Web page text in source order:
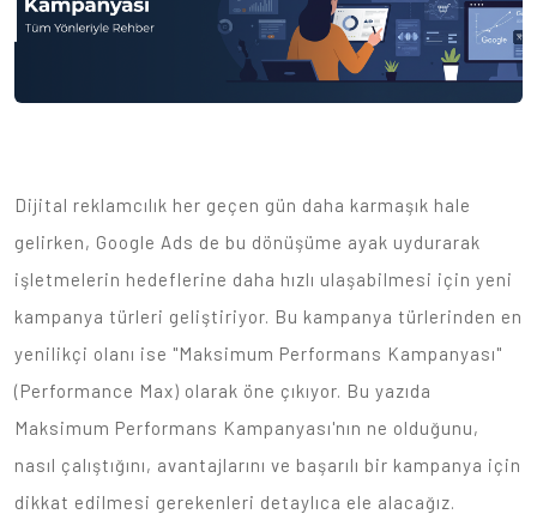
Dijital reklamcılık her geçen gün daha karmaşık hale
gelirken, Google Ads de bu dönüşüme ayak uydurarak
işletmelerin hedeflerine daha hızlı ulaşabilmesi için yeni
kampanya türleri geliştiriyor. Bu kampanya türlerinden en
yenilikçi olanı ise "Maksimum Performans Kampanyası"
(Performance Max) olarak öne çıkıyor. Bu yazıda
Maksimum Performans Kampanyası'nın ne olduğunu,
nasıl çalıştığını, avantajlarını ve başarılı bir kampanya için
dikkat edilmesi gerekenleri detaylıca ele alacağız.